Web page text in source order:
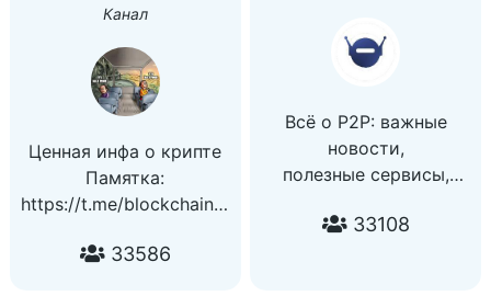
https://t.me/Freeekonomist_support
Инстаграм Арута:
www.instagram.com/arutmain/
Канал
Ценная инфа о крипте
Памятка:
https://t.me/blockchaingerman/8854
@germaninboxbot
33586
Всё о Р2Р: важные
новости,
полезные сервисы,
регулирование
33108